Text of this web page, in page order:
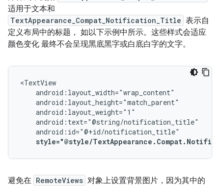
适用于文本和
TextAppearance_Compat_Notification_Title 表示自
定义布局中的标题， 如以下示例中所示。这些样式会适应
颜色变化 最终不会呈现黑底黑字或白底白字的文字。
style="@style/
避免在 RemoteViews 对象上设置背景图片，因为其中的